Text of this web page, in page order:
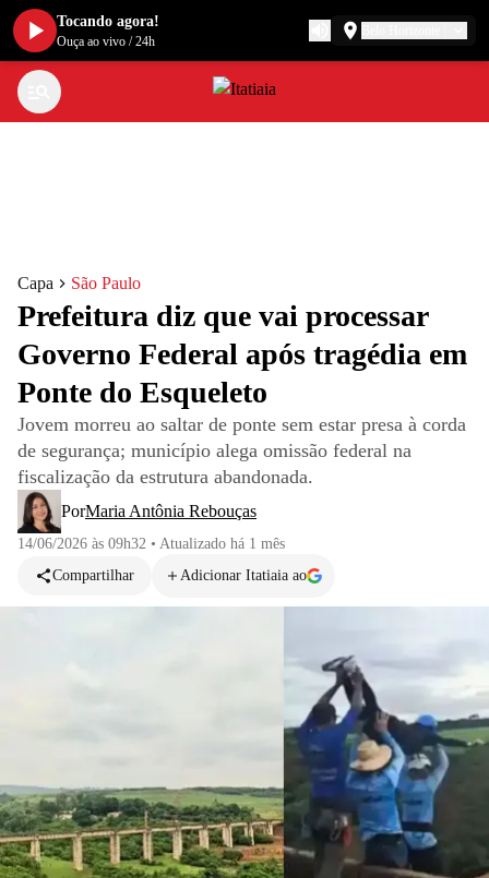
Capa São Paulo
Prefeitura diz que vai processar
Governo Federal após tragédia em
Ponte do Esqueleto
Jovem morreu ao saltar de ponte sem estar presa à corda
de segurança; município alega omissão federal na
fiscalização da estrutura abandonada.
PorMaria Antônia Rebouças
14/06/2026 às 09h32 • Atualizado há 1 mês
Compartilhar
Adicionar Itatiaia ao
Tocando agora!
Ouça ao vivo /24h